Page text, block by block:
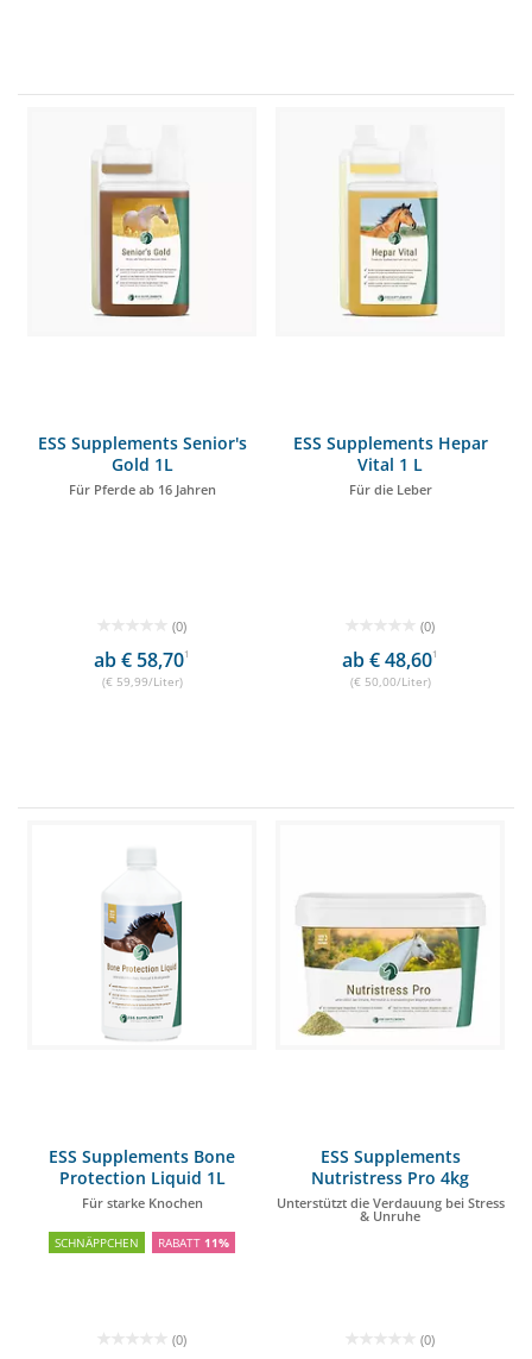
ESS Supplements Senior's
Gold 1L
Für Pferde ab 16 Jahren
(0)
ab € 58,701
(€ 59,99/Liter)
ESS Supplements Hepar
Vital 1 L
Für die Leber
(0)
ab € 48,601
(€ 50,00/Liter)
ESS Supplements Bone
Protection Liquid 1L
Für starke Knochen
SCHNÄPPCHEN RABATT 11%
(0)
ESS Supplements
Nutristress Pro 4kg
Unterstützt die Verdauung bei Stress
& Unruhe
(0)